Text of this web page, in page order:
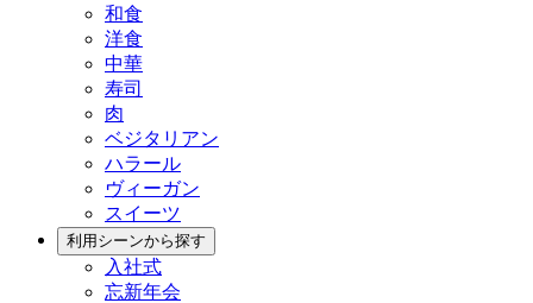
和食
洋食
中華
寿司
肉
ベジタリアン
ハラール
ヴィーガン
スイーツ
利用シーンから探す
入社式
忘新年会